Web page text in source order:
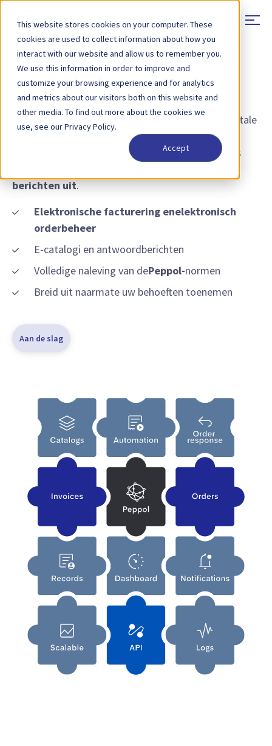
This website stores cookies on your computer. These
cookies are used to collect information about how you
interact with our website and allow us to remember you.
We use this information in order to improve and
customize your browsing experience and for analytics
and metrics about our visitors both on this website and
other media. To find out more about the cookies we
use, see our Privacy Policy.
Accept
Gratis e-facturering
Een complete oplossing voor e-facturering en digitale
zakelijke transacties. Gebruik onzewebapp of
deze met uw ERP-systeem. Begin gratis
berichten uit.
Elektronische facturering enelektronisch
orderbeheer
E-catalogi en antwoordberichten
Volledige naleving van dePeppol-normen
Breid uit naarmate uw behoeften toenemen
Aan de slag